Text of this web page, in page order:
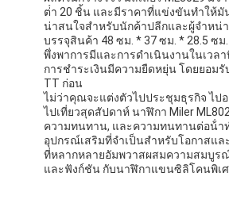
ต่ํา 20 ชิ้น และมีราคาที่แข่งขันทําให้มั
น่าสนใจสําหรับนักค้าปลีกและผู้จําหน่
บรรจุสินค้า 48 ซม. * 37 ซม. * 28.5 ซ
พึ่งพาการมีและการดําเนินงานในเวลา
การชําระเงินมีความยืดหยุ่น โดยยอมรั
TT ก่อน
ไม่ว่าคุณจะแต่งตัวไปประชุมธุรกิจ ไป
ไปเที่ยวสุดสัปดาห์ นาฬิกา Miler
ความทนทาน, และความทนทานต่อน้ํา
อุปกรณ์เสริมที่จําเป็นสําหรับโอกาสแ
ที่หลากหลายอัมพวาสผสมความสมบู
และฟังก์ชัน กับนาฬิกาแขนซิลิโคนพิเศ